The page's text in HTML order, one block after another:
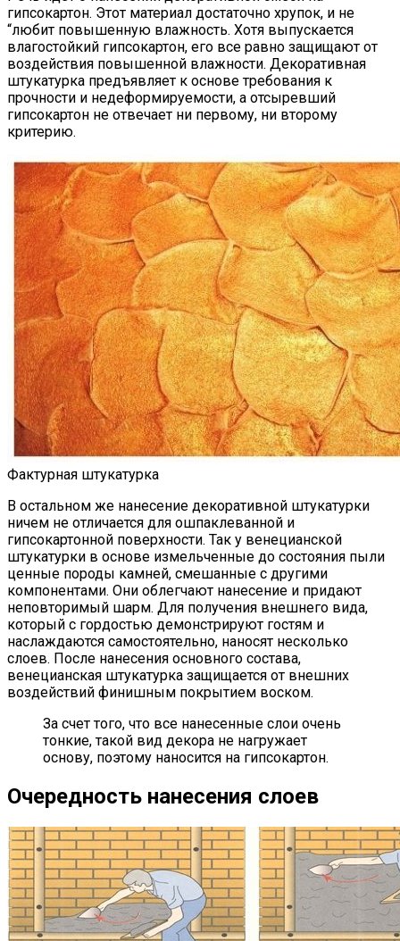
гипсокартон. Этот материал достаточно хрупок, и не
“любит повышенную влажность. Хотя выпускается
влагостойкий гипсокартон, его все равно защищают от
воздействия повышенной влажности. Декоративная
штукатурка предъявляет к основе требования к
прочности и недеформируемости, а отсыревший
гипсокартон не отвечает ни первому, ни второму
критерию.
Фактурная штукатурка
В остальном же нанесение декоративной штукатурки
ничем не отличается для ошпаклеванной и
гипсокартонной поверхности. Так у венецианской
штукатурки в основе измельченные до состояния пыли
ценные породы камней, смешанные с другими
компонентами. Они облегчают нанесение и придают
неповторимый шарм. Для получения внешнего вида,
который с гордостью демонстрируют гостям и
наслаждаются самостоятельно, наносят несколько
слоев. После нанесения основного состава,
венецианская штукатурка защищается от внешних
воздействий финишным покрытием воском.
За счет того, что все нанесенные слои очень
тонкие, такой вид декора не нагружает
основу, поэтому наносится на гипсокартон.
Очередность нанесения слоев